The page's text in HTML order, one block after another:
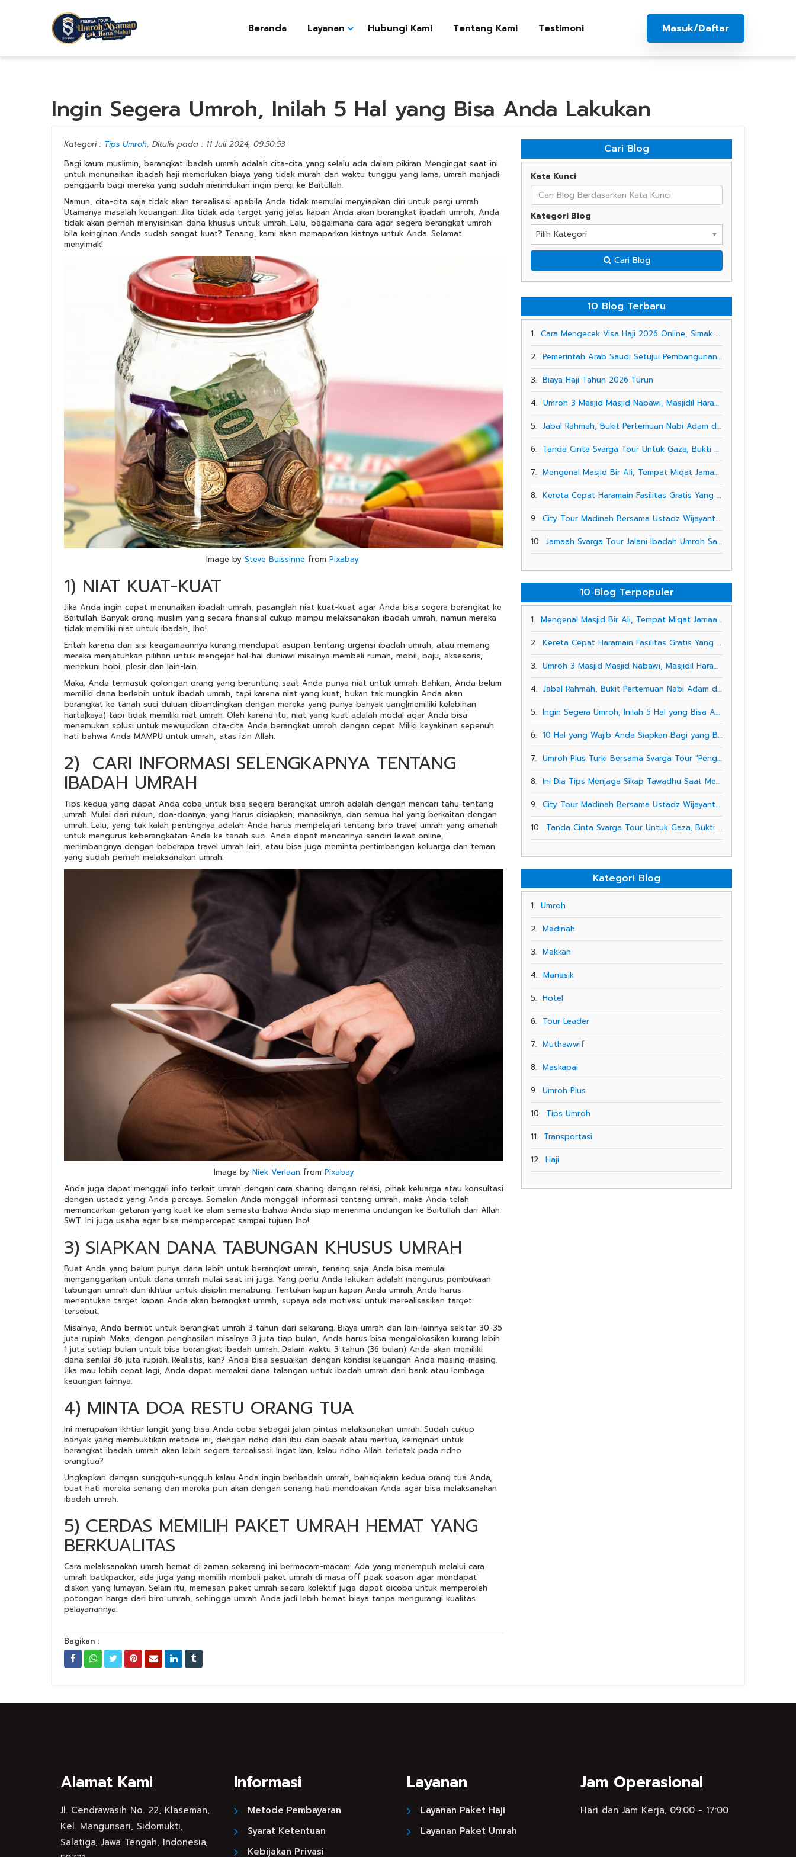
Beranda Layanan Hubungi Kami Tentang Kami Testimoni Masuk/Daftar
Ingin Segera Umroh, Inilah 5 Hal yang Bisa Anda Lakukan
Kategori : Tips Umroh, Ditulis pada : 11 Juli 2024, 09:50:53
Bagi kaum muslimin, berangkat ibadah umrah adalah cita-cita yang selalu ada dalam pikiran. Mengingat saat ini
untuk menunaikan ibadah haji memerlukan biaya yang tidak murah dan waktu tunggu yang lama, umrah menjadi
pengganti bagi mereka yang sudah merindukan ingin pergi ke Baitullah.
Namun, cita-cita saja tidak akan terealisasi apabila Anda tidak memulai menyiapkan diri untuk pergi umrah.
Utamanya masalah keuangan. Jika tidak ada target yang jelas kapan Anda akan berangkat ibadah umroh, Anda
tidak akan pernah menyisihkan dana khusus untuk umrah. Lalu, bagaimana cara agar segera berangkat umroh
bila keinginan Anda sudah sangat kuat? Tenang, kami akan memaparkan kiatnya untuk Anda. Selamat
menyimak!
Image by Steve Buissinne from Pixabay
1) NIAT KUAT-KUAT
Jika Anda ingin cepat menunaikan ibadah umrah, pasanglah niat kuat-kuat agar Anda bisa segera berangkat ke
Baitullah. Banyak orang muslim yang secara finansial cukup mampu melaksanakan ibadah umrah, namun mereka
tidak memiliki niat untuk ibadah, lho!
Entah karena dari sisi keagamaannya kurang mendapat asupan tentang urgensi ibadah umrah, atau memang
mereka menjatuhkan pilihan untuk mengejar hal-hal duniawi misalnya membeli rumah, mobil, baju, aksesoris,
menekuni hobi, plesir dan lain-lain.
Maka, Anda termasuk golongan orang yang beruntung saat Anda punya niat untuk umrah. Bahkan, Anda belum
memiliki dana berlebih untuk ibadah umrah, tapi karena niat yang kuat, bukan tak mungkin Anda akan
berangkat ke tanah suci duluan dibandingkan dengan mereka yang punya banyak uang|memiliki kelebihan
harta|kaya) tapi tidak memiliki niat umrah. Oleh karena itu, niat yang kuat adalah modal agar Anda bisa
menemukan solusi untuk mewujudkan cita-cita Anda berangkat umroh dengan cepat. Miliki keyakinan sepenuh
hati bahwa Anda MAMPU untuk umrah, atas izin Allah.
2) CARI INFORMASI SELENGKAPNYA TENTANG
IBADAH UMRAH
Tips kedua yang dapat Anda coba untuk bisa segera berangkat umroh adalah dengan mencari tahu tentang
umrah. Mulai dari rukun, doa-doanya, yang harus disiapkan, manasiknya, dan semua hal yang berkaitan dengan
umrah. Lalu, yang tak kalah pentingnya adalah Anda harus mempelajari tentang biro travel umrah yang amanah
untuk mengurus keberangkatan Anda ke tanah suci. Anda dapat mencarinya sendiri lewat online,
menimbangnya dengan beberapa travel umrah lain, atau bisa juga meminta pertimbangan keluarga dan teman
yang sudah pernah melaksanakan umrah.
Image by Niek Verlaan from Pixabay
Anda juga dapat menggali info terkait umrah dengan cara sharing dengan relasi, pihak keluarga atau konsultasi
dengan ustadz yang Anda percaya. Semakin Anda menggali informasi tentang umrah, maka Anda telah
memancarkan getaran yang kuat ke alam semesta bahwa Anda siap menerima undangan ke Baitullah dari Allah
SWT. Ini juga usaha agar bisa mempercepat sampai tujuan lho!
3) SIAPKAN DANA TABUNGAN KHUSUS UMRAH
Buat Anda yang belum punya dana lebih untuk berangkat umrah, tenang saja. Anda bisa memulai
menganggarkan untuk dana umrah mulai saat ini juga. Yang perlu Anda lakukan adalah mengurus pembukaan
tabungan umrah dan ikhtiar untuk disiplin menabung. Tentukan kapan kapan Anda umrah. Anda harus
menentukan target kapan Anda akan berangkat umrah, supaya ada motivasi untuk merealisasikan target
tersebut.
Misalnya, Anda berniat untuk berangkat umrah 3 tahun dari sekarang. Biaya umrah dan lain-lainnya sekitar 30-35
juta rupiah. Maka, dengan penghasilan misalnya 3 juta tiap bulan, Anda harus bisa mengalokasikan kurang lebih
1 juta setiap bulan untuk bisa berangkat ibadah umrah. Dalam waktu 3 tahun (36 bulan) Anda akan memiliki
dana senilai 36 juta rupiah. Realistis, kan? Anda bisa sesuaikan dengan kondisi keuangan Anda masing-masing.
Jika mau lebih cepat lagi, Anda dapat memakai dana talangan untuk ibadah umrah dari bank atau lembaga
keuangan lainnya.
4) MINTA DOA RESTU ORANG TUA
Ini merupakan ikhtiar langit yang bisa Anda coba sebagai jalan pintas melaksanakan umrah. Sudah cukup
banyak yang membuktikan metode ini, dengan ridho dari ibu dan bapak atau mertua, keinginan untuk
berangkat ibadah umrah akan lebih segera terealisasi. Ingat kan, kalau ridho Allah terletak pada ridho
orangtua?
Ungkapkan dengan sungguh-sungguh kalau Anda ingin beribadah umrah, bahagiakan kedua orang tua Anda,
buat hati mereka senang dan mereka pun akan dengan senang hati mendoakan Anda agar bisa melaksanakan
ibadah umrah.
5) CERDAS MEMILIH PAKET UMRAH HEMAT YANG
BERKUALITAS
Cara melaksanakan umrah hemat di zaman sekarang ini bermacam-macam. Ada yang menempuh melalui cara
umrah backpacker, ada juga yang memilih membeli paket umrah di masa off peak season agar mendapat
diskon yang lumayan. Selain itu, memesan paket umrah secara kolektif juga dapat dicoba untuk memperoleh
potongan harga dari biro umrah, sehingga umrah Anda jadi lebih hemat biaya tanpa mengurangi kualitas
pelayanannya.
Bagikan :
Cari Blog
Kata Kunci
Kategori Blog
Pilih Kategori
Cari Blog
10 Blog Terbaru
1. Cara Mengecek Visa Haji 2026 Online, Simak Langkah-langkahnya!
2. Pemerintah Arab Saudi Setujui Pembangunan Bandara Baru di Makkah, Akses Jemaah Bakal Lebih Cepat
3. Biaya Haji Tahun 2026 Turun
4. Umroh 3 Masjid Masjid Nabawi, Masjidil Haram, Masjid Al -Aqsa
5. Jabal Rahmah, Bukit Pertemuan Nabi Adam dan Siti Hawa Yang Bersejarah
6. Tanda Cinta Svarga Tour Untuk Gaza, Bukti Solidaritas Indonesia Kepada Palestina
7. Mengenal Masjid Bir Ali, Tempat Miqat Jamaah Umroh Svarga Tour
8. Kereta Cepat Haramain Fasilitas Gratis Yang Diperuntukkan Bagi Jamaah Svarga Tour
9. City Tour Madinah Bersama Ustadz Wijayanto. Jamaah Svarga Tour Mengunjungi Kebun Kurma Sekaligus Manasik Pemantapan
10. Jamaah Svarga Tour Jalani Ibadah Umroh Saat Ramadhan di Tengah Padatnya Masjidil Haram
10 Blog Terpopuler
1. Mengenal Masjid Bir Ali, Tempat Miqat Jamaah Umroh Svarga Tour
2. Kereta Cepat Haramain Fasilitas Gratis Yang Diperuntukkan Bagi Jamaah Svarga Tour
3. Umroh 3 Masjid Masjid Nabawi, Masjidil Haram, Masjid Al -Aqsa
4. Jabal Rahmah, Bukit Pertemuan Nabi Adam dan Siti Hawa Yang Bersejarah
5. Ingin Segera Umroh, Inilah 5 Hal yang Bisa Anda Lakukan
6. 10 Hal yang Wajib Anda Siapkan Bagi yang Baru Pertama Kali Umrah
7. Umroh Plus Turki Bersama Svarga Tour "Pengalaman Spiritual Sekaligus Liburan Yang Tak Terlupakan"
8. Ini Dia Tips Menjaga Sikap Tawadhu Saat Menjalankan Ibadah Umrah
9. City Tour Madinah Bersama Ustadz Wijayanto. Jamaah Svarga Tour Mengunjungi Kebun Kurma Sekaligus Manasik Pemantapan
10. Tanda Cinta Svarga Tour Untuk Gaza, Bukti Solidaritas Indonesia Kepada Palestina
Kategori Blog
1. Umroh
2. Madinah
3. Makkah
4. Manasik
5. Hotel
6. Tour Leader
7. Muthawwif
8. Maskapai
9. Umroh Plus
10. Tips Umroh
11. Transportasi
12. Haji
Alamat Kami
Jl. Cendrawasih No. 22, Klaseman,
Kel. Mangunsari, Sidomukti,
Salatiga, Jawa Tengah, Indonesia,
Informasi
Metode Pembayaran
Syarat Ketentuan
Kebijakan Privasi
Layanan
Layanan Paket Haji
Layanan Paket Umrah
Jam Operasional
Hari dan Jam Kerja, 09:00 - 17:00